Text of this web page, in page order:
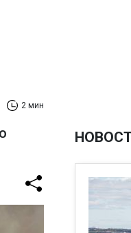
2 мин